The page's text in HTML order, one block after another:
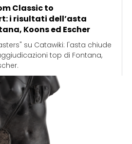
Classic to
i risultati dell’asta
Koons ed Escher
su Catawiki: l'asta chiude
top di Fontana,